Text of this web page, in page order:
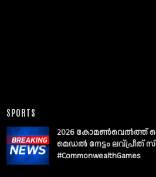
SPORTS
2026 കോമൺവെൽത്ത്
മെഡൽ നേട്ടം ലവ്പ്രീത്
#CommonwealthGames